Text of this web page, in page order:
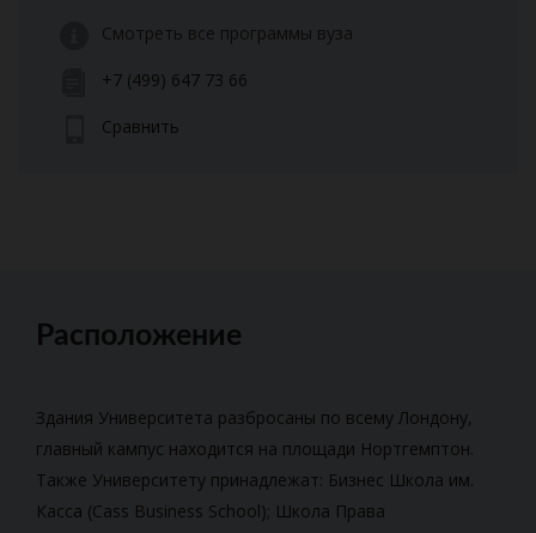
Смотреть все программы вуза
+7 (499) 647 73 66
Сравнить
Расположение
Здания Университета разбросаны по всему Лондону,
главный кампус находится на площади Нортгемптон.
Также Университету принадлежат: Бизнес Школа им.
Касса (Cass Business School); Школа Права